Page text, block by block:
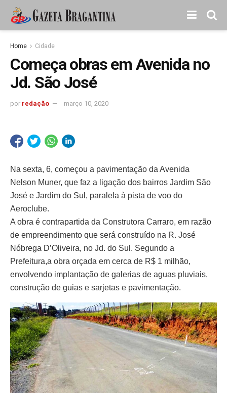
Home Cidade
Começa obras em Avenida no
Jd. São José
por redação março 10, 2020
Na sexta, 6, começou a pavimentação da Avenida
Nelson Muner, que faz a ligação dos bairros Jardim São
José e Jardim do Sul, paralela à pista de voo do
Aeroclube.
A obra é contrapartida da Construtora Carraro, em razão
de empreendimento que será construído na R. José
Nóbrega D’Oliveira, no Jd. do Sul. Segundo a
Prefeitura,a obra orçada em cerca de R$ 1 milhão,
envolvendo implantação de galerias de aguas pluviais,
construção de guias e sarjetas e pavimentação.